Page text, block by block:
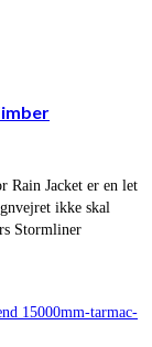
Rain Jacket er en let
ikke skal
Stormliner